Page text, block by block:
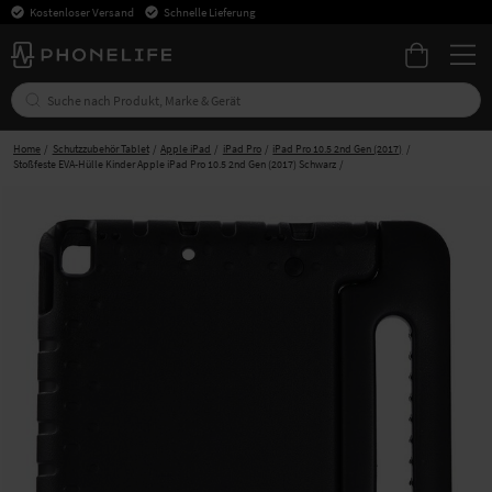
Kostenloser Versand Schnelle Lieferung
Home Schutzzubehör Tablet Apple iPad iPad Pro
iPad Pro 10.5 2nd Gen (2017)
Stoßfeste EVA-Hülle Kinder Apple iPad Pro 10.5 2nd Gen (2017) Schwarz